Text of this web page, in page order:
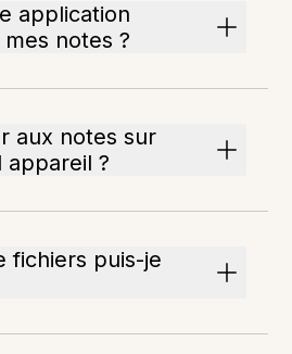
application
notes ?
aux notes sur
?
fichiers puis-je